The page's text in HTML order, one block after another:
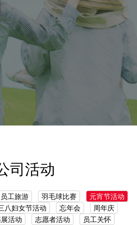
司活动
员工旅游 羽毛球比赛
元宵节活动
八妇女节活动 忘年会
周年庆
活动 志愿者活动 员工关怀